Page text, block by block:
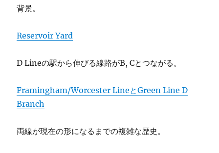
背景。
Reservoir Yard
D Lineの駅から伸びる線路がB, Cとつながる。
Framingham/Worcester LineとGreen Line D
Branch
両線が現在の形になるまでの複雑な歴史。